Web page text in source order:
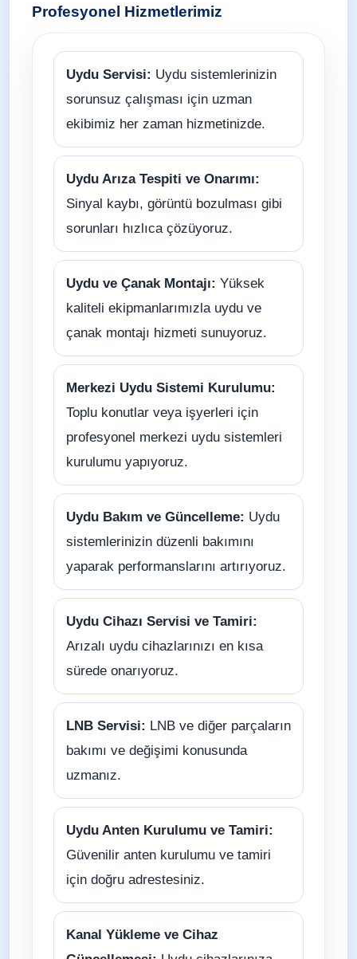
Profesyonel Hizmetlerimiz
Uydu Servisi: Uydu sistemlerinizin
sorunsuz çalışması için uzman
ekibimiz her zaman hizmetinizde.
Uydu Arıza Tespiti ve Onarımı:
Sinyal kaybı, görüntü bozulması gibi
sorunları hızlıca çözüyoruz.
Uydu ve Çanak Montajı: Yüksek
kaliteli ekipmanlarımızla uydu ve
çanak montajı hizmeti sunuyoruz.
Merkezi Uydu Sistemi Kurulumu:
Toplu konutlar veya işyerleri için
profesyonel merkezi uydu sistemleri
kurulumu yapıyoruz.
Uydu Bakım ve Güncelleme: Uydu
sistemlerinizin düzenli bakımını
yaparak performanslarını artırıyoruz.
Uydu Cihazı Servisi ve Tamiri:
Arızalı uydu cihazlarınızı en kısa
sürede onarıyoruz.
LNB Servisi: LNB ve diğer parçaların
bakımı ve değişimi konusunda
uzmanız.
Uydu Anten Kurulumu ve Tamiri:
Güvenilir anten kurulumu ve tamiri
için doğru adrestesiniz.
Kanal Yükleme ve Cihaz